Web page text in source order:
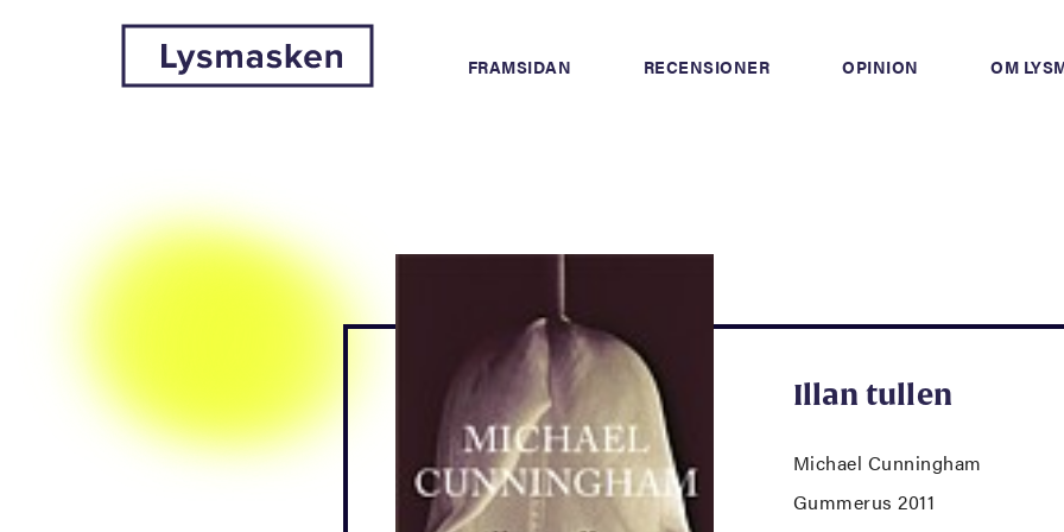
FRAMSIDAN RECENSIONER OPINION OM
Illan tullen
Michael Cunningham
Gummerus 2011